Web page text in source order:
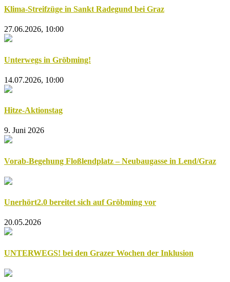
Klima-Streifzüge in Sankt Radegund bei Graz
27.06.2026, 10:00
Unterwegs in Gröbming!
14.07.2026, 10:00
Hitze-Aktionstag
9. Juni 2026
Vorab-Begehung Floßlendplatz – Neubaugasse in Lend/Graz
Unerhört2.0 bereitet sich auf Gröbming vor
20.05.2026
UNTERWEGS! bei den Grazer Wochen der Inklusion